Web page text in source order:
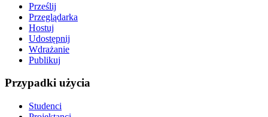
Prześlij
Przeglądarka
Hostuj
Udostępnij
Wdrażanie
Publikuj
Przypadki użycia
Studenci